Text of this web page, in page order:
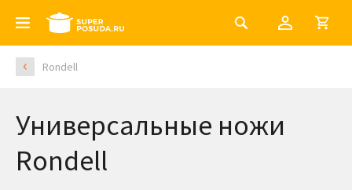
Rondell
Универсальные ножи
Rondell